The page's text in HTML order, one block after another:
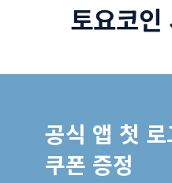
토요코인
공식 앱 첫 로
쿠폰 증정